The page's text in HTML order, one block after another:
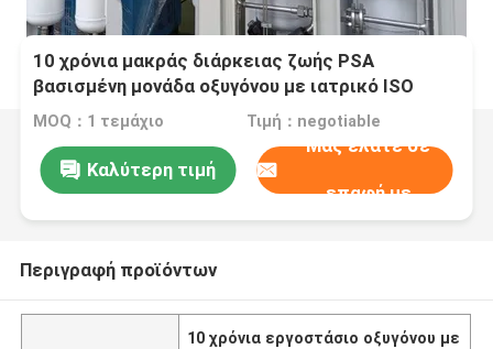
10 χρόνια μακράς διάρκειας ζωής PSA
βασισμένη μονάδα οξυγόνου με ιατρικό ISO
13485
MOQ：1 τεμάχιο Τιμή：negotiable
Καλύτερη τιμή
Μας ελάτε σε
επαφή με
Περιγραφή προϊόντων
10 χρόνια εργοστάσιο οξυγόνου με